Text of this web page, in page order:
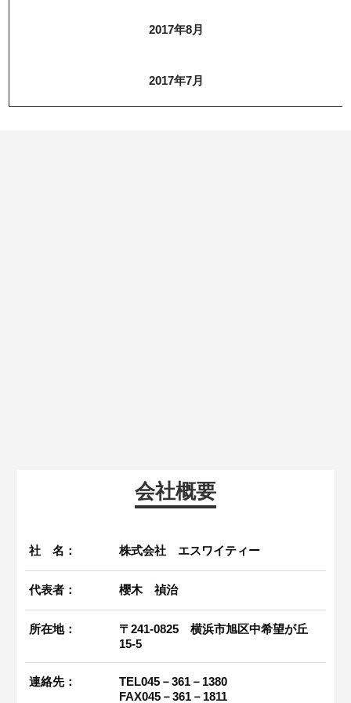
2017年8月
2017年7月
会社概要
社 名： 株式会社 エスワイティー
代表者： 櫻木 禎治
所在地：
〒241-0825 横浜市旭区中希望が丘
15-5
連絡先：
TEL045－361－1380
FAX045－361－1811